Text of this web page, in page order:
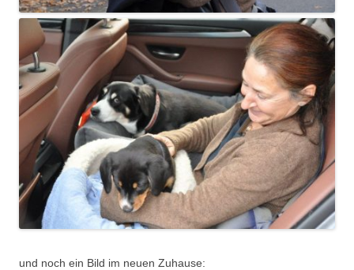
und noch ein Bild im neuen Zuhause: